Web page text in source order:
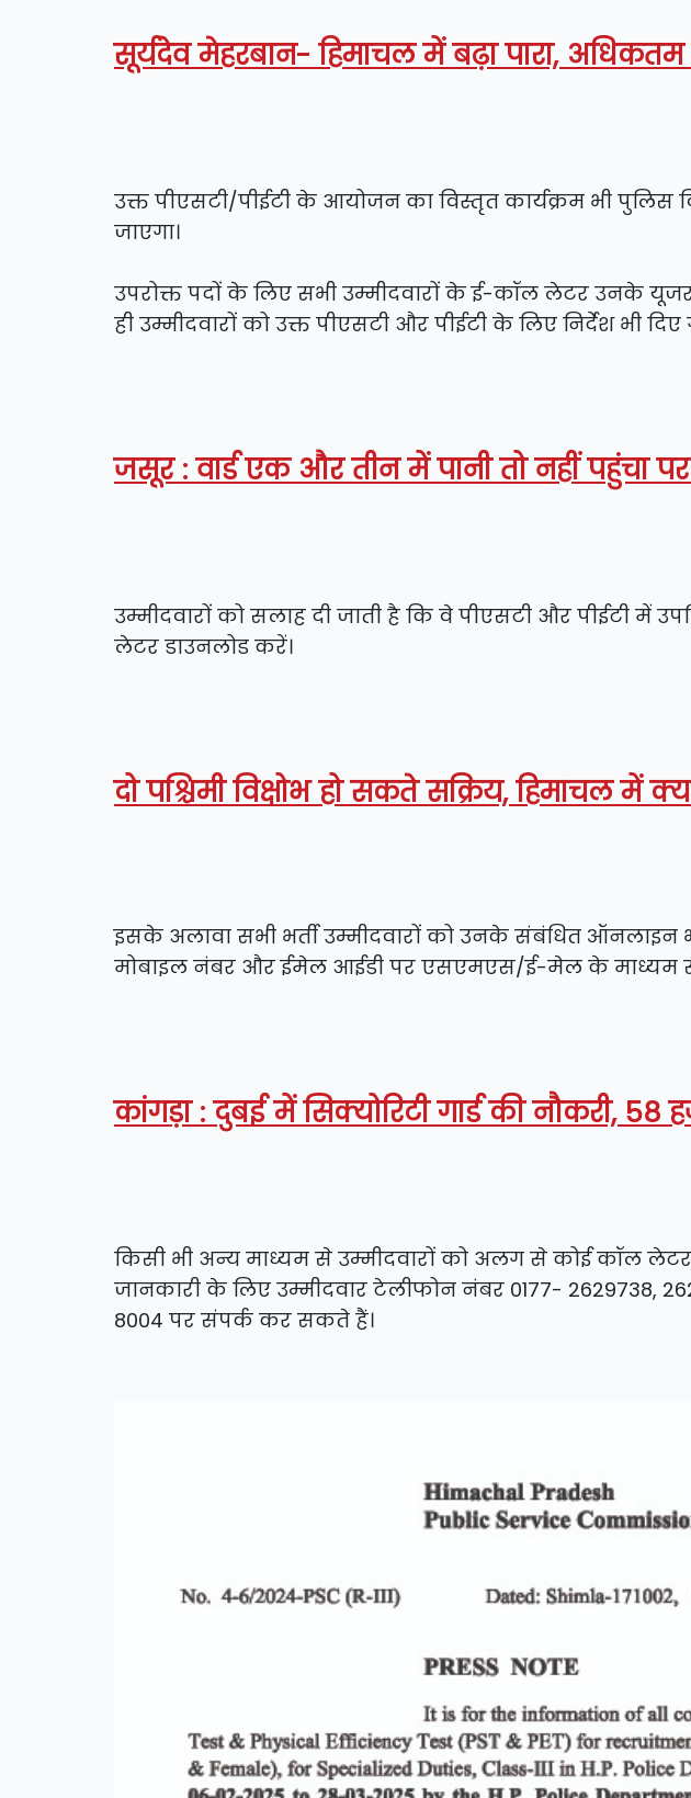
सूर्यदेव मेहरबान- हिमाचल में बढ़ा पारा,
उक्त पीएसटी/पीईटी के आयोजन का विस्तृत कार्यक्रम भी पुलिस
जाएगा।
उपरोक्त पदों के लिए सभी उम्मीदवारों के ई-कॉल लेटर उनके
ही उम्मीदवारों को उक्त पीएसटी और पीईटी के लिए निर्देश भी दिए
जसूर : वार्ड एक और तीन में पानी तो नहीं पहुंचा
उम्मीदवारों को सलाह दी जाती है कि वे पीएसटी और पीईटी में
लेटर डाउनलोड करें।
दो पश्चिमी विक्षोभ हो सकते सक्रिय, हिमाचल में
इसके अलावा सभी भर्ती उम्मीदवारों को उनके संबंधित ऑनलाइन
मोबाइल नंबर और ईमेल आईडी पर एसएमएस/ई-मेल के माध्यम से
कांगड़ा : दुबई में सिक्योरिटी गार्ड की नौकरी,
किसी भी अन्य माध्यम से उम्मीदवारों को अलग से कोई कॉल लेटर
जानकारी के लिए उम्मीदवार टेलीफोन नंबर 0177- 2629738,
8004 पर संपर्क कर सकते हैं।